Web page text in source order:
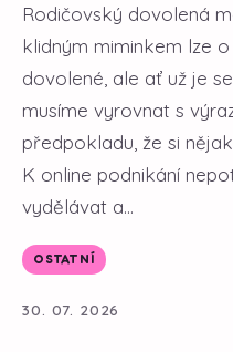
Rodičovský dovolená
klidným miminkem lze
dovolené, ale ať už je
musíme vyrovnat s
předpokladu, že si
K online podnikání
vydělávat a...
OSTATNÍ
30. 07. 2026